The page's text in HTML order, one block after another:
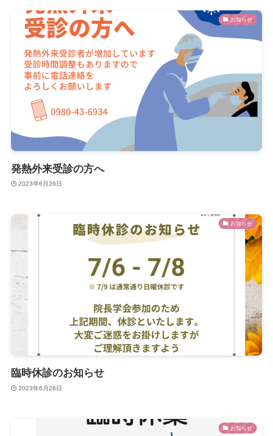
お知らせ
発熱外来受診の方へ
2023年6月26日
お知らせ
臨時休診のお知らせ
2023年6月26日
お知らせ